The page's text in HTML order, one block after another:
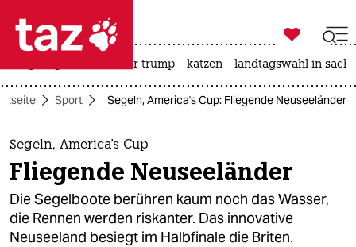
 taz zahl ich
taz zahl ich
themen
politik
öko

taz zahl ich
usa unter trump katzen landtagswahl in
Sport Segeln, America's Cup: Fliegende Neuseeländer
Segeln, America's Cup
Fliegende Neuseeländer
Die Segelboote berühren kaum noch das Wasser,
die Rennen werden riskanter. Das innovative
Neuseeland besiegt im Halbfinale die Briten.